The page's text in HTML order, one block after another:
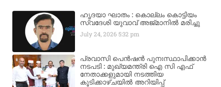
ഹൃദയാ ഘാതം : കൊല്ലം കൊട്ടിയം
സ്വദേശി യുവാവ് അജ്മാനിൽ മരിച്ചു
July 24, 20265:32 pm
പ്രവാസി പെൻഷൻ പുനഃസ്ഥാപിക്കാൻ
നടപടി : മുഖ്യമന്ത്രി ഐ സി എഫ്
നേതാക്കളുമായി നടത്തിയ
കൂടിക്കാഴ്ചയിൽ അറിയിപ്പ്